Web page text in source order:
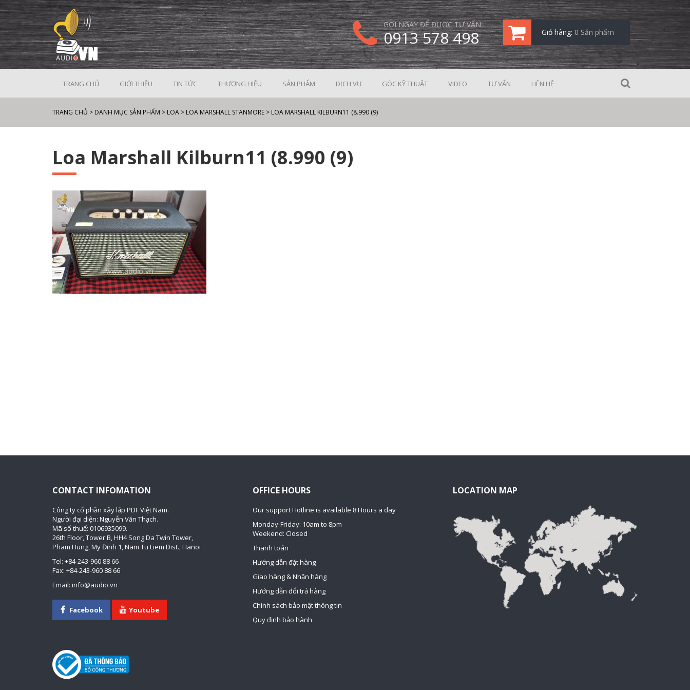
GỌI NGAY ĐỂ ĐƯỢC TƯ VẤN
0913 578 498 Giỏ hàng: 0 Sản phẩm
TRANG CHỦ GIỚI THIỆU TIN TỨC THƯƠNG HIỆU SẢN PHẨM DỊCH VỤ GÓC KỸ THUẬT VIDEO TƯ VẤN LIÊN HỆ
TRANG CHỦ > DANH MỤC SẢN PHẨM > LOA > LOA MARSHALL STANMORE > LOA MARSHALL KILBURN11 (8.990 (9)
Loa Marshall Kilburn11 (8.990 (9)
CONTACT INFOMATION
Công ty cổ phần xây lắp PDF Việt Nam.
Người đại diện: Nguyễn Văn Thạch.
Mã số thuế: 0106935099.
26th Floor, Tower B, HH4 Song Da Twin Tower,
Pham Hung, My Đinh 1, Nam Tu Liem Dist., Hanoi
Tel: +84-243-960 88 66
Fax: +84-243-960 88 66
Email: info@audio.vn
Facebook Youtube
OFFICE HOURS
Our support Hotline is available 8 Hours a day
Monday-Friday: 10am to 8pm
Weekend: Closed
Thanh toán
Hướng dẫn đặt hàng
Giao hàng & Nhận hàng
Hướng dẫn đổi trả hàng
Chính sách bảo mật thông tin
Quy định bảo hành
LOCATION MAP